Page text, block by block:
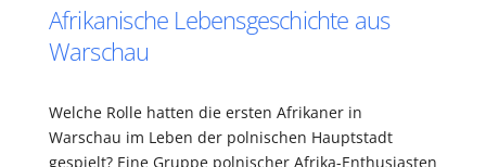
Afrikanische Lebensgeschichte aus
Warschau
Welche Rolle hatten die ersten Afrikaner in
Warschau im Leben der polnischen Hauptstadt
gespielt? Eine Gruppe polnischer Afrika-Enthusiasten